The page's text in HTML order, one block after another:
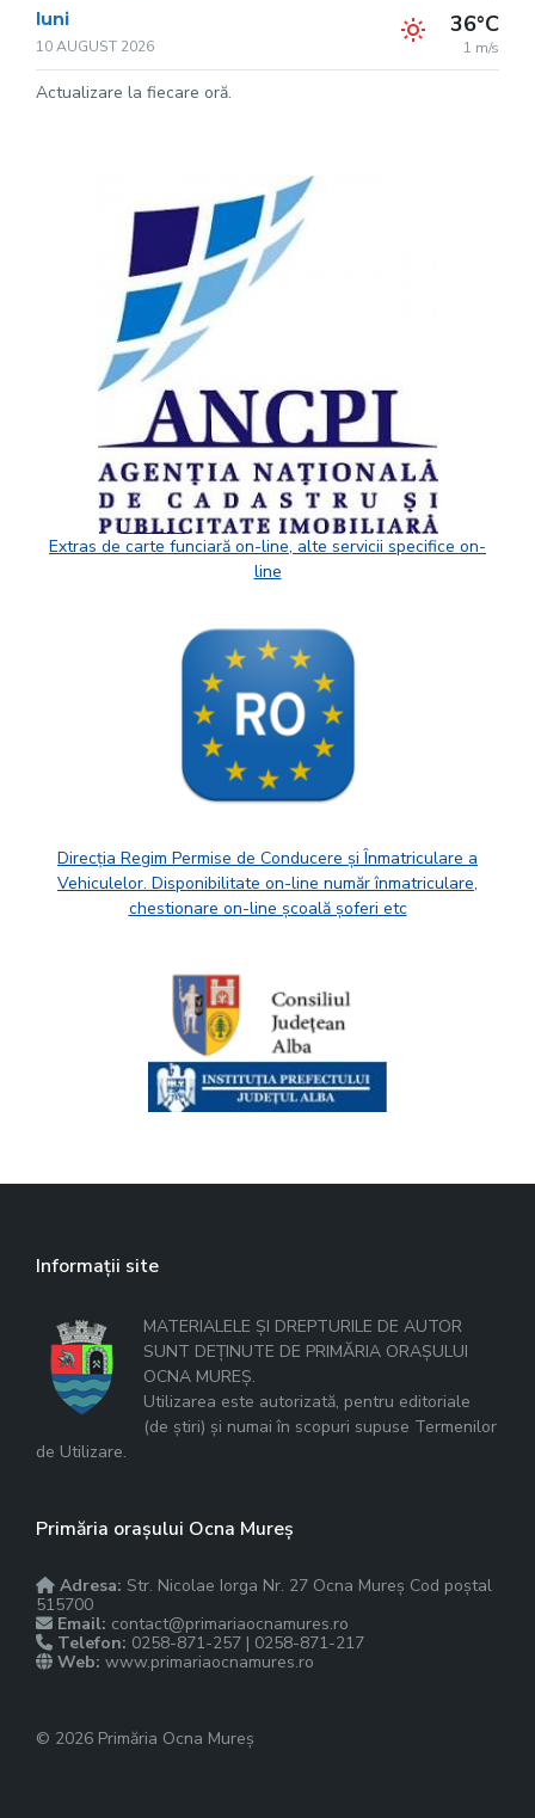
luni
10 AUGUST 2026
36°C
1 m/s
Actualizare la fiecare oră.
Extras de carte funciară on-line, alte servicii specifice on-
line
Direcția Regim Permise de Conducere și Înmatriculare a
Vehiculelor. Disponibilitate on-line număr înmatriculare,
chestionare on-line școală șoferi etc
Informații site
MATERIALELE ȘI DREPTURILE DE AUTOR
SUNT DEȚINUTE DE PRIMĂRIA ORAȘULUI
OCNA MUREȘ.
Utilizarea este autorizată, pentru editoriale
(de știri) și numai în scopuri supuse Termenilor
de Utilizare.
Primăria orașului Ocna Mureș
Adresa: Str. Nicolae Iorga Nr. 27 Ocna Mureș Cod poștal
515700
Email: contact@primariaocnamures.ro
Telefon: 0258-871-257 | 0258-871-217
Web: www.primariaocnamures.ro
© 2026 Primăria Ocna Mureș